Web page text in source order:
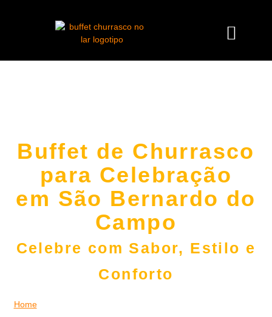
Buffet de Churrasco
para Celebração
em São Bernardo do
Campo
Celebre com Sabor, Estilo e
Conforto
Home|